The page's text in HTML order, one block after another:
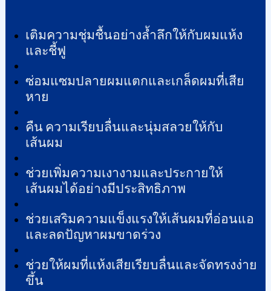
เติมความชุ่มชื้นอย่างล้ำลึกให้กับผมแห้ง
และชี้ฟู
ซ่อมแซมปลายผมแตกและเกล็ดผมที่เสีย
หาย
คืน ความเรียบลื่นและนุ่มสลวยให้กับ
เส้นผม
ช่วยเพิ่มความเงางามและประกายให้
เส้นผมได้อย่างมีประสิทธิภาพ
ช่วยเสริมความแข็งแรงให้เส้นผมที่อ่อนแอ
และลดปัญหาผมขาดร่วง
ช่วยให้ผมที่แห้งเสียเรียบลื่นและจัดทรงง่าย
ขึ้น